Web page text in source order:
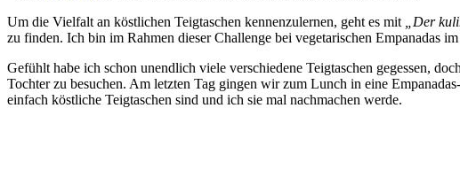
Um die Vielfalt an köstlichen Teigtaschen kennenzulernen, geht es mit
„Der
zu finden. Ich bin im Rahmen dieser Challenge bei vegetarischen Empanadas
Gefühlt habe ich schon unendlich viele verschiedene Teigtaschen gegessen,
Tochter zu besuchen. Am letzten Tag gingen wir zum Lunch in eine
einfach köstliche Teigtaschen sind und ich sie mal nachmachen werde.